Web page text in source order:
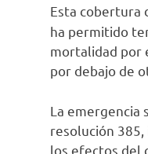
Esta cobertura
ha permitido
mortalidad por
por debajo de
La emergencia
resolución
los efectos del